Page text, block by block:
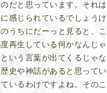
だと思っています。それ
感じられているでしょう
うちにだーっと見ると、
再生している何かなんじ
いう言葉が出てくるじゃ
史や神話があると思って
いるわけですよね。その